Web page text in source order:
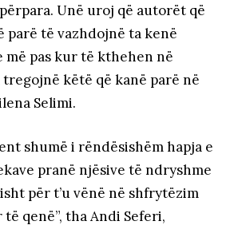
Unë uroj që autorët që
parë të vazhdojnë ta kenë
pas kur të kthehen në
këtë që kanë parë në
Selimi.
shumë i rëndësishëm hapja e
pranë njësive të ndryshme
për t’u vënë në shfrytëzim
qenë”, tha Andi Seferi,